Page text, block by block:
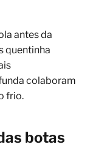
antes da
quentinha
colaboram
frio.
botas